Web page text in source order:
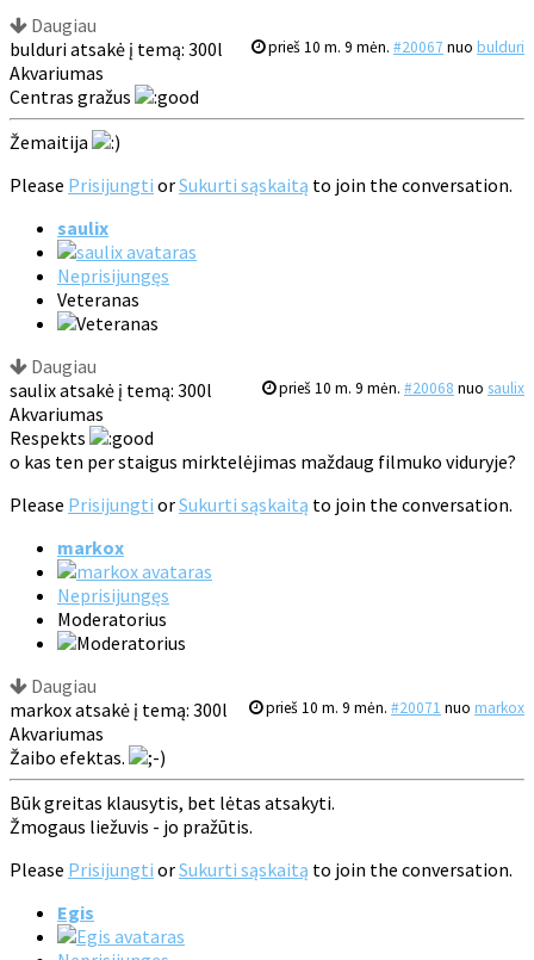
Daugiau
prieš 10 m. 9 mėn. #20067 nuo bulduri
bulduri atsakė į temą: 300l
Akvariumas
Centras gražus
Žemaitija
Please Prisijungti orSukurti sąskaitą to join the conversation.
saulix
Neprisijungęs
Veteranas
Daugiau
prieš 10 m. 9 mėn. #20068 nuo saulix
saulix atsakė į temą: 300l
Akvariumas
Respekts
o kas ten per staigus mirktelėjimas maždaug filmuko viduryje?
Please Prisijungti orSukurti sąskaitą to join the conversation.
markox
Neprisijungęs
Moderatorius
Daugiau
prieš 10 m. 9 mėn. #20071 nuo markox
markox atsakė į temą: 300l
Akvariumas
Žaibo efektas.
Būk greitas klausytis, bet lėtas atsakyti.
Žmogaus liežuvis - jo pražūtis.
Please Prisijungti orSukurti sąskaitą to join the conversation.
Egis